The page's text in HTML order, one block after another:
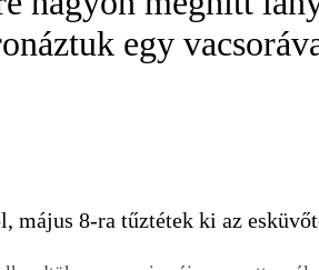
egy
május 8-ra tűztétek ki az